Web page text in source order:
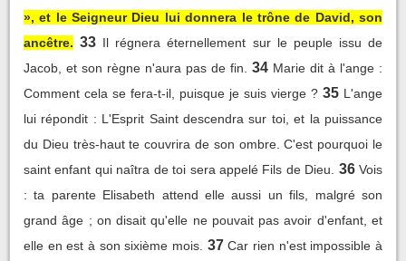
», et le Seigneur Dieu lui donnera le trône de David, son
ancêtre. 33 Il régnera éternellement sur le peuple issu de
Jacob, et son règne n'aura pas de fin.
34 Marie dit à l'ange :
Comment cela se fera-t-il, puisque je suis vierge ? 35 L'ange
lui répondit : L'Esprit Saint descendra sur toi, et la puissance
du Dieu très-haut te couvrira de son ombre. C'est pourquoi le
saint enfant qui naîtra de toi sera appelé Fils de Dieu.
36 Vois
: ta parente Elisabeth attend elle aussi un fils, malgré son
grand âge ; on disait qu'elle ne pouvait pas avoir d'enfant, et
elle en est à son sixième mois. 37 Car rien n'est impossible à